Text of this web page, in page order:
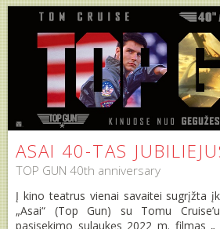
ASAI 40-TAS
TOP GUN 40th anniversary
Į kino teatrus vienai savaitei sugrįžta
„Asai“ (Top Gun) su Tomu
pasisekimo sulaukęs 2022 m. filmas „